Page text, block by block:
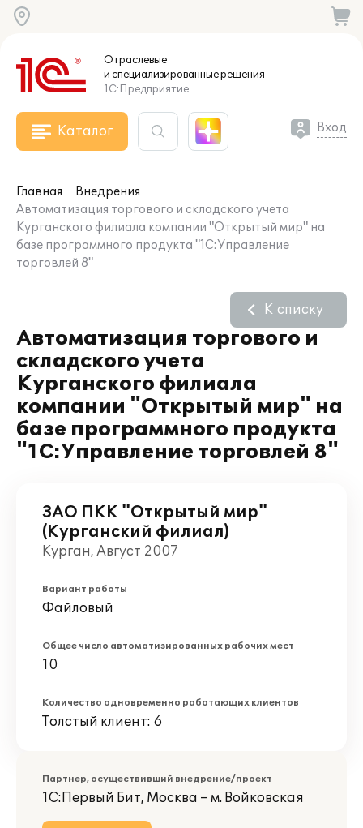
Отраслевые
и специализированныерешения
1С:Предприятие
Каталог Вход
Главная
Внедрения
Автоматизация торгового и складского учета
Курганского филиала компании "Открытый мир" на
базе программного продукта "1С:Управление
торговлей 8"
Автоматизация торгового и
складского учета
Курганского филиала
компании "Открытый мир" на
базе программного продукта
"1С:Управление торговлей 8"
К списку
ЗАО ПКК "Открытый мир"
(Курганский филиал)
Курган, Август 2007
Вариант работы
Файловый
Общее число автоматизированных рабочих мест
10
Количество одновременно работающих клиентов
Толстый клиент: 6
Партнер, осуществивший внедрение/проект
1С:Первый Бит, Москва – м. Войковская